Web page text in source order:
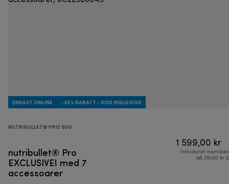
ENDAST ONLINE -25% RABATT - KOD FEELGOOD
NUTRIBULLET® PRO 900
nutribullet® Pro
EXCLUSIVE! med 7
accessoarer
1 599,00 kr
Inkluderat
på 319,80 kr